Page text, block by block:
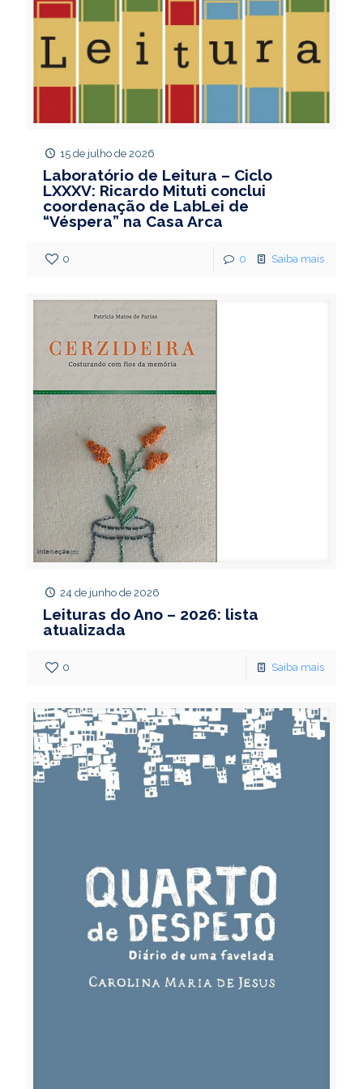
15 de julho de 2026
Laboratório de Leitura – Ciclo
LXXXV: Ricardo Mituti conclui
coordenação de LabLei de
“Véspera” na Casa Arca
0 0 Saiba mais
24 de junho de 2026
Leituras do Ano – 2026: lista
atualizada
0 Saiba mais